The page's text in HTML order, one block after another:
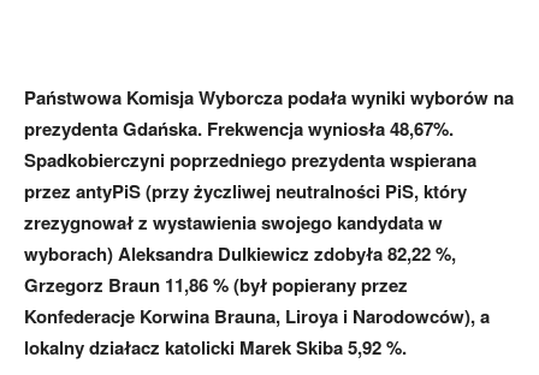
Państwowa Komisja Wyborcza podała wyniki wyborów na
prezydenta Gdańska. Frekwencja wyniosła 48,67%.
Spadkobierczyni poprzedniego prezydenta wspierana
przez antyPiS (przy życzliwej neutralności PiS, który
zrezygnował z wystawienia swojego kandydata w
wyborach) Aleksandra Dulkiewicz zdobyła 82,22 %,
Grzegorz Braun 11,86 % (był popierany przez
Konfederacje Korwina Brauna, Liroya i Narodowców), a
lokalny działacz katolicki Marek Skiba 5,92 %.